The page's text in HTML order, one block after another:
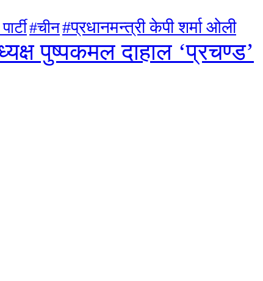
#चीन#प्रधानमन्त्री केपी शर्मा ओली
पुष्पकमल दाहाल ‘प्रचण्ड’